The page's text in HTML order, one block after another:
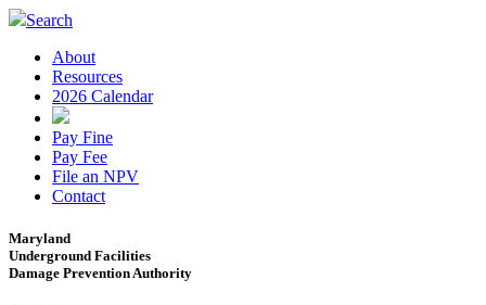
Search
About
Resources
2026 Calendar
Pay Fine
Pay Fee
File an NPV
Contact
Maryland
Underground Facilities
Damage Prevention Authority